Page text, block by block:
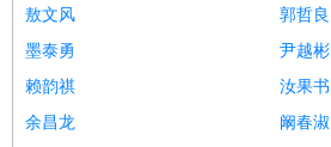
敖文风
郭哲良
墨泰勇
尹越彬
赖韵祺
汝果书
余昌龙
阚春淑